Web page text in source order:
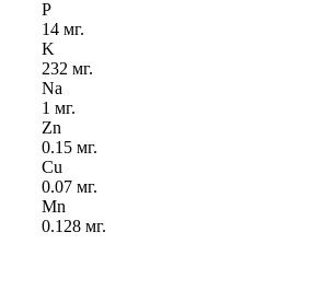
P
14 мг.
K
232 мг.
Na
1 мг.
Zn
0.15 мг.
Cu
0.07 мг.
Mn
0.128 мг.